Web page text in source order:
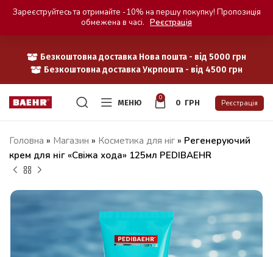
Безкоштовна доставка Нова пошта - від 5000 грн
Безкоштовна доставка Укрпошта - від 4500 грн
МЕНЮ
0
0 ГРН Реєстрація
Головна » Магазин » Косметика для ніг » Регенеруючий
крем для ніг «Свіжа хода» 125мл PEDIBAEHR
Зареєструйтесь та отримайте -10% на першу покупку! Пропозиція
обмежена в часі. Реєстрація